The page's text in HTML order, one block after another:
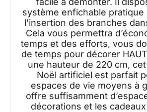
système enfichable pratique
l’insertion des branches
Cela vous permettra
temps et des efforts, vous
de temps pour décorer
une hauteur de 220 cm,
Noël artificiel est parfait
espaces de vie moyens à
offre suffisamment
décorations et les